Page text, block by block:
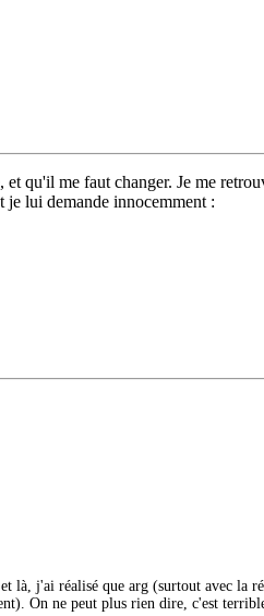
qu'il me faut changer. Je me
je lui demande innocemment :
là, j'ai réalisé que arg (surtout avec la
On ne peut plus rien dire, c'est